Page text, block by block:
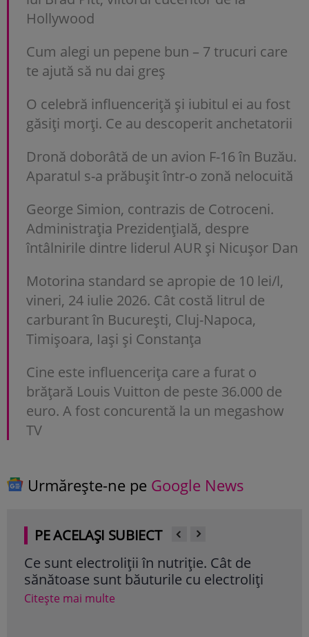
Hollywood
Cum alegi un pepene bun – 7 trucuri care
te ajută să nu dai greș
O celebră influenceriță și iubitul ei au fost
găsiți morți. Ce au descoperit anchetatorii
Dronă doborâtă de un avion F-16 în Buzău.
Aparatul s-a prăbușit într-o zonă nelocuită
George Simion, contrazis de Cotroceni.
Administrația Prezidențială, despre
întâlnirile dintre liderul AUR și Nicușor Dan
Motorina standard se apropie de 10 lei/l,
vineri, 24 iulie 2026. Cât costă litrul de
carburant în București, Cluj-Napoca,
Timișoara, Iași și Constanța
Cine este influencerița care a furat o
brățară Louis Vuitton de peste 36.000 de
euro. A fost concurentă la un megashow
TV
Urmărește-ne pe Google News
PE ACELAȘI SUBIECT
Ce sunt electroliţii în nutriţie. Cât de
sănătoase sunt băuturile cu electroliţi
Citește mai multe